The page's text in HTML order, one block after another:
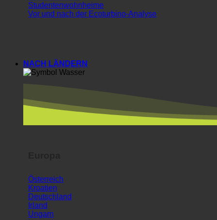
Studentenwohnheime
Vor und nach der Ecoturbino-Analyse
NACH LÄNDERN
Österreich
Kroatien
Deutschland
Irland
Ungarn